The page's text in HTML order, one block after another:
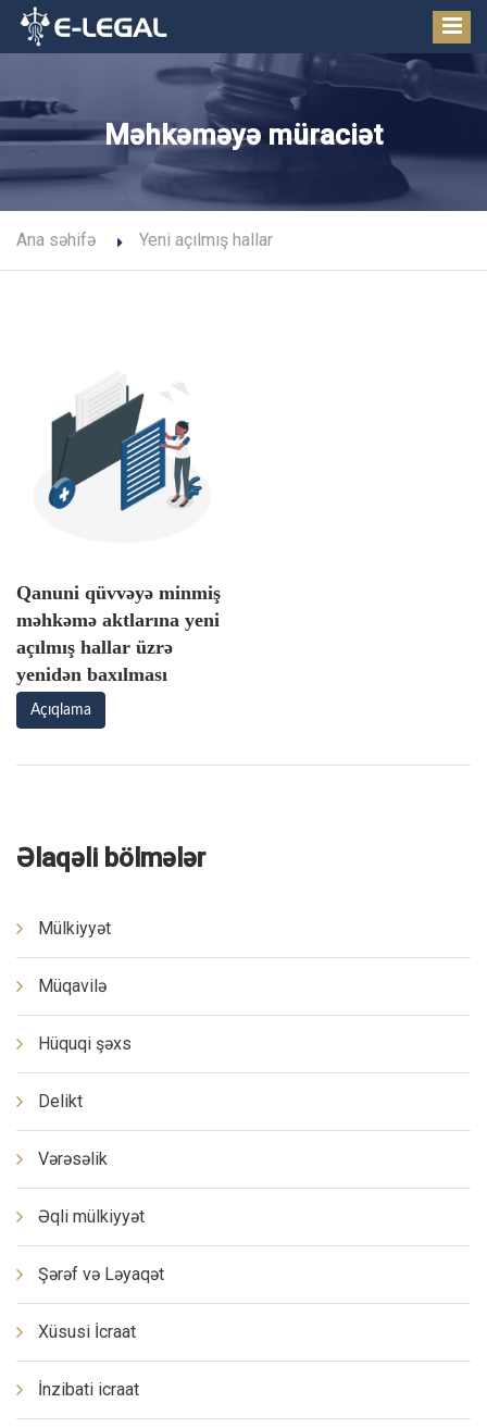
Məhkəməyə müraciət
Ana səhifə Yeni açılmış hallar
Qanuni qüvvəyə minmiş
məhkəmə aktlarına yeni
açılmış hallar üzrə
yenidən baxılması
Açıqlama
Əlaqəli bölmələr
Mülkiyyət
Müqavilə
Hüquqi şəxs
Delikt
Vərəsəlik
Əqli mülkiyyət
Şərəf və Ləyaqət
Xüsusi İcraat
İnzibati icraat